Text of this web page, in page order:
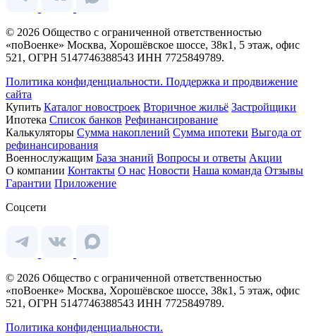
© 2026 Общество с ограниченной ответственностью
«поВоенке» Москва, Хорошёвское шоссе, 38к1, 5 этаж, офис
521, ОГРН 5147746388543 ИНН 7725849789.
Политика конфиденциальности. Поддержка и продвижение
сайта
Купить Каталог новостроек Вторичное жильё Застройщики
Ипотека Список банков Рефинансирование
Калькуляторы Сумма накоплений Сумма ипотеки Выгода от
рефинансирования
Военнослужащим База знаний Вопросы и ответы Акции
О компании Контакты О нас Новости Наша команда Отзывы
Гарантии Приложение
Соцсети
© 2026 Общество с ограниченной ответственностью
«поВоенке» Москва, Хорошёвское шоссе, 38к1, 5 этаж, офис
521, ОГРН 5147746388543 ИНН 7725849789.
Политика конфиденциальности.